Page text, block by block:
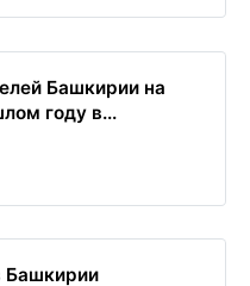
Башкирии на
году в...
Башкирии